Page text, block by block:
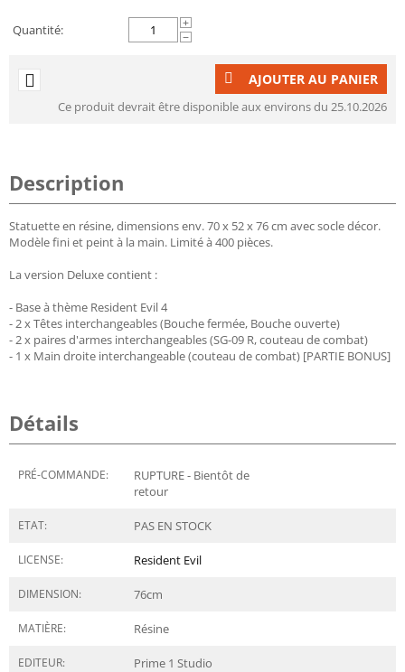
Quantité:
+
−
AJOUTER AU PANIER
Ce produit devrait être disponible aux environs du 25.10.2026
Description
Statuette en résine, dimensions env. 70 x 52 x 76 cm avec socle décor.
Modèle fini et peint à la main. Limité à 400 pièces.
La version Deluxe contient :
- Base à thème Resident Evil 4
- 2 x Têtes interchangeables (Bouche fermée, Bouche ouverte)
- 2 x paires d'armes interchangeables (SG-09 R, couteau de combat)
- 1 x Main droite interchangeable (couteau de combat) [PARTIE BONUS]
Détails
PRÉ-COMMANDE:
RUPTURE - Bientôt de
retour
ETAT: PAS EN STOCK
LICENSE: Resident Evil
DIMENSION: 76cm
MATIÈRE: Résine
EDITEUR: Prime 1 Studio